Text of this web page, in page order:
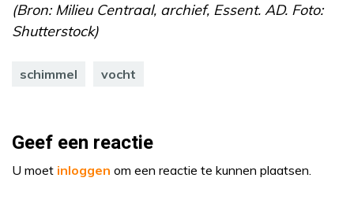
(Bron: Milieu Centraal, archief, Essent. AD. Foto:
Shutterstock)
schimmel vocht
Geef een reactie
U moet inloggen om een reactie te kunnen plaatsen.